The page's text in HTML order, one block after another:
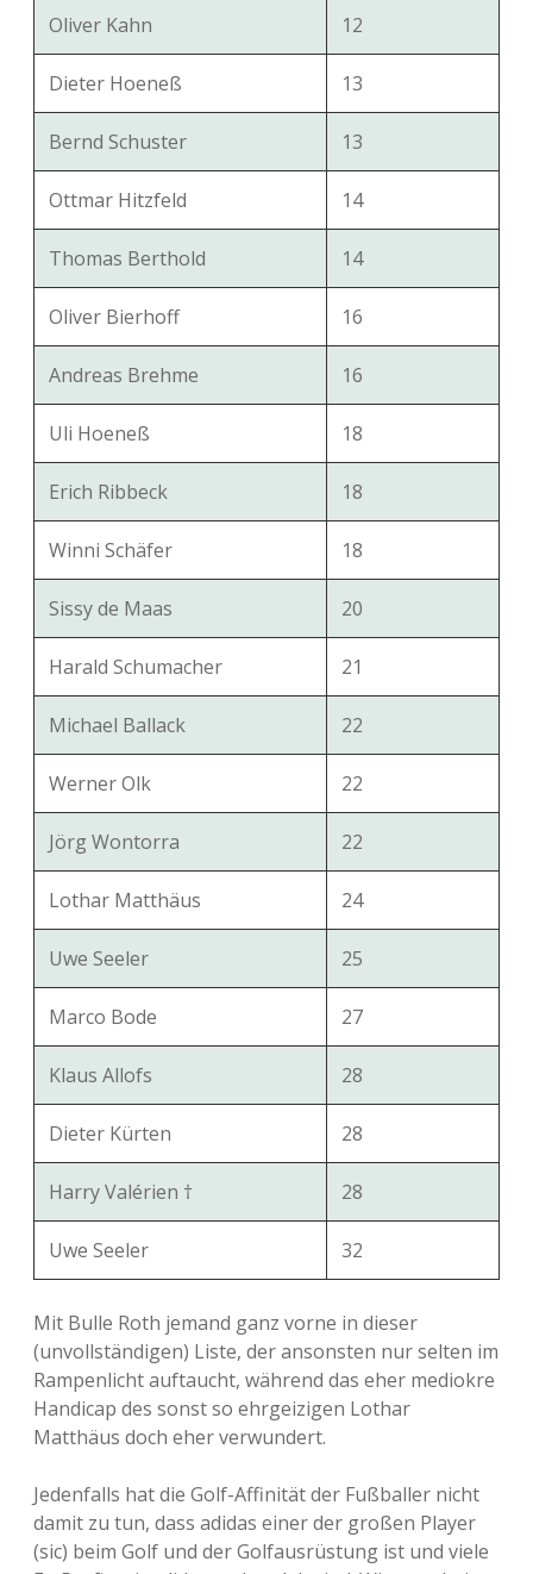
Oliver Kahn 12
Dieter Hoeneß 13
Bernd Schuster 13
Ottmar Hitzfeld 14
Thomas Berthold 14
Oliver Bierhoff 16
Andreas Brehme 16
Uli Hoeneß 18
Erich Ribbeck 18
Winni Schäfer 18
Sissy de Maas 20
Harald Schumacher 21
Michael Ballack 22
Werner Olk 22
Jörg Wontorra 22
Lothar Matthäus 24
Uwe Seeler 25
Marco Bode 27
Klaus Allofs 28
Dieter Kürten 28
Harry Valérien † 28
Uwe Seeler 32
Mit Bulle Roth jemand ganz vorne in dieser
(unvollständigen) Liste, der ansonsten nur selten im
Rampenlicht auftaucht, während das eher mediokre
Handicap des sonst so ehrgeizigen Lothar
Matthäus doch eher verwundert.
Jedenfalls hat die Golf-Affinität der Fußballer nicht
damit zu tun, dass adidas einer der großen Player
(sic) beim Golf und der Golfausrüstung ist und viele